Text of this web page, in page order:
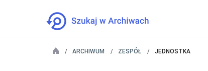
ARCHIWUM ZESPÓŁ JEDNOSTKA